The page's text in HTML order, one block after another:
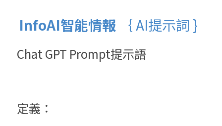
InfoAI智能情報 ｛ AI提示詞 }
Chat GPT Prompt提示語
定義：